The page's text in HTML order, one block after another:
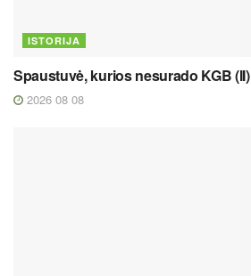
ISTORIJA
Spaustuvė, kurios nesurado KGB (II)
2026 08 08